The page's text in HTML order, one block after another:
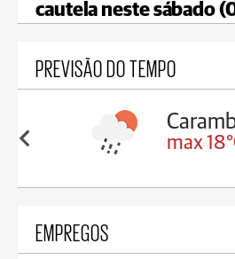
cautela neste sábado
PREVISÃO DO TEMPO
18°C max
EMPREGOS